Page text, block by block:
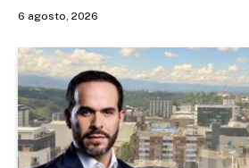
6 agosto, 2026